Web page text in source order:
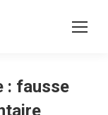
: fausse